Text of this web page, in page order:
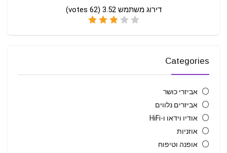
דירוג משתמש3.52
(
62
Categories
אביזרי כושר
אביזרים נלווים
אודיו וידאו ו-HiFi
אוזניות
אופנה וטיפוח